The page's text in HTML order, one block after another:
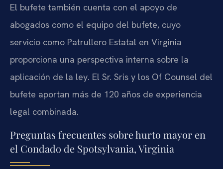
El bufete también cuenta con el apoyo de
abogados como el equipo del bufete, cuyo
servicio como Patrullero Estatal en Virginia
proporciona una perspectiva interna sobre la
aplicación de la ley. El Sr. Sris y los Of Counsel del
bufete aportan más de 120 años de experiencia
legal combinada.
Preguntas frecuentes sobre hurto mayor en
el Condado de Spotsylvania, Virginia